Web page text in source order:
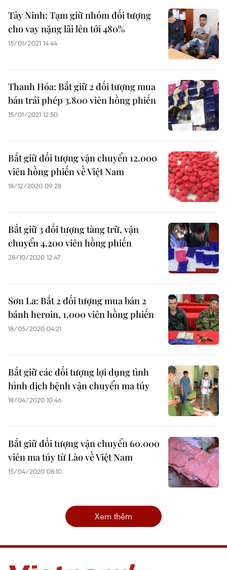
Tây Ninh: Tạm giữ nhóm đối tượng
cho vay nặng lãi lên tới 480%
15/01/2021 14:44
Thanh Hóa: Bắt giữ 2 đối tượng mua
bán trái phép 3.800 viên hồng phiến
15/01/2021 12:50
Bắt giữ đối tượng vận chuyển 12.000
viên hồng phiến về Việt Nam
18/12/2020 09:28
Bắt giữ 3 đối tượng tàng trữ, vận
chuyển 4.200 viên hồng phiến
28/10/2020 12:47
Sơn La: Bắt 2 đối tượng mua bán 2
bánh heroin, 1.000 viên hồng phiến
18/05/2020 04:21
Bắt giữ các đối tượng lợi dụng tình
hình dịch bệnh vận chuyển ma túy
18/04/2020 10:46
Bắt giữ đối tượng vận chuyển 60.000
viên ma túy từ Lào về Việt Nam
15/04/2020 08:10
Xem thêm